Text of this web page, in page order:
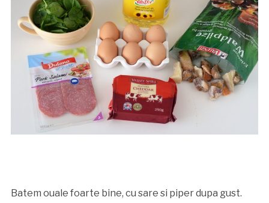
Batem ouale foarte bine, cu sare si piper dupa gust.